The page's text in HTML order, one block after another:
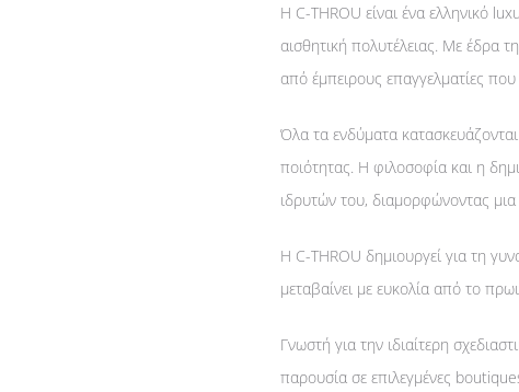
Η C-THROU είναι ένα ελληνικό
αισθητική πολυτέλειας. Με έδρα
από έμπειρους επαγγελματίες
Όλα τα ενδύματα
ποιότητας. Η φιλοσοφία και η
ιδρυτών του, διαμορφώνοντας μια
Η C-THROU δημιουργεί για τη
μεταβαίνει με ευκολία από το
Γνωστή για την ιδιαίτερη
παρουσία σε επιλεγμένες